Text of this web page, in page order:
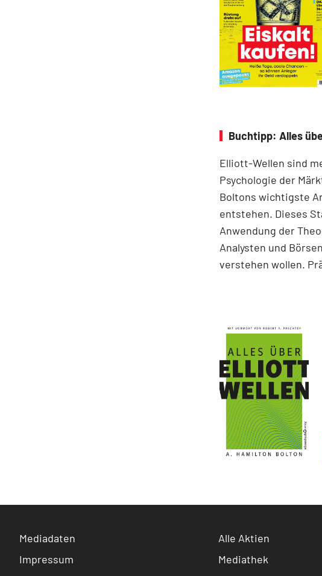
Buchtipp: Alles
Elliott-Wellen sind
Psychologie der
Boltons wichtigste
entstehen. Dieses
Anwendung der
Analysten und
verstehen wollen.
Mediadaten
Impressum
Alle Aktien
Mediathek